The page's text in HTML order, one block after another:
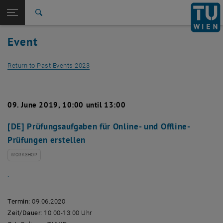
TU Login
Quicklinks
Toggle quicklinks menu
Studies
International
Detail View 2023
Event
Return to Past Events 2023
09. June 2019, 10:00 until 13:00
[DE] Prüfungsaufgaben für Online- und Offline-
Prüfungen erstellen
WORKSHOP
.
Termin: 09.06.2020
Zeit/Dauer: 10:00-13:00 Uhr